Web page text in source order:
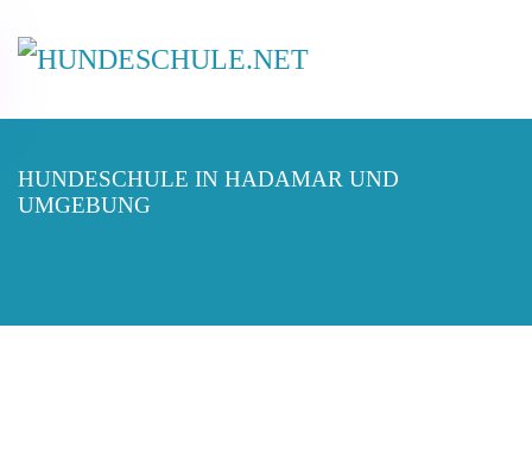
HUNDESCHULE IN HADAMAR UND
UMGEBUNG